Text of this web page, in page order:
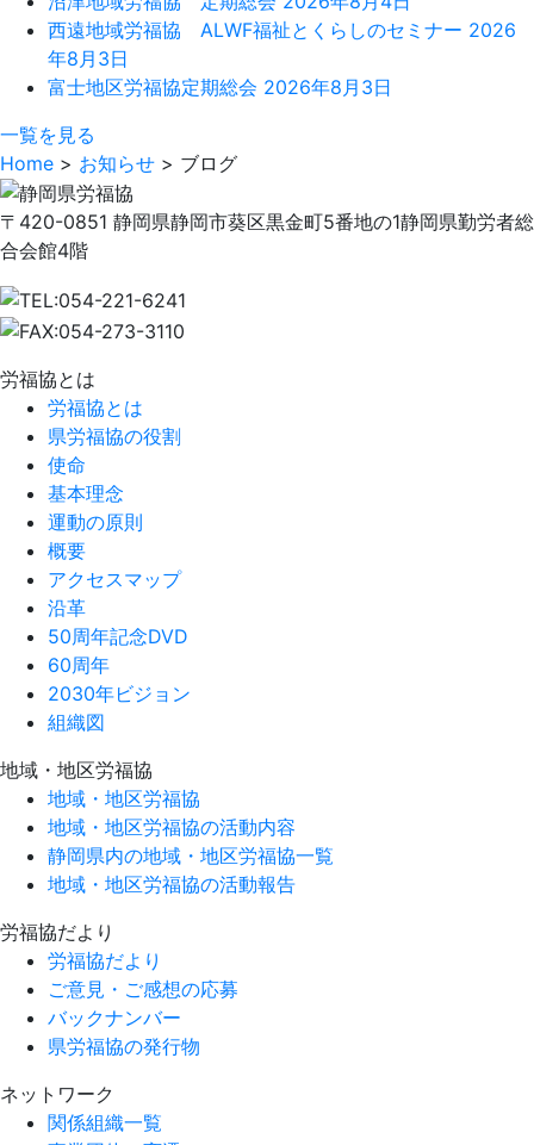
ン
西遠地域労福協 ALWF福祉とくらしのセミナー 2026
年8月3日
富士地区労福協定期総会 2026年8月3日
一覧を見る
Home > お知らせ > ブログ
〒420-0851 静岡県静岡市葵区黒金町5番地の1静岡県勤労者総
合会館4階
労福協とは
労福協とは
県労福協の役割
使命
基本理念
運動の原則
概要
アクセスマップ
沿革
50周年記念DVD
60周年
2030年ビジョン
組織図
地域・地区労福協
地域・地区労福協
地域・地区労福協の活動内容
静岡県内の地域・地区労福協一覧
地域・地区労福協の活動報告
労福協だより
労福協だより
ご意見・ご感想の応募
バックナンバー
県労福協の発行物
ネットワーク
関係組織一覧